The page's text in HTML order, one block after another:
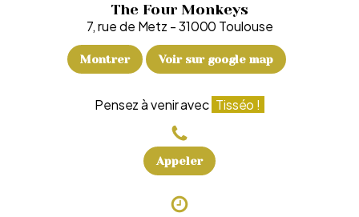
The Four Monkeys
7, rue de Metz -31000 Toulouse
Montrer Voir sur google map
Pensez à venir avec Tisséo !
Appeler